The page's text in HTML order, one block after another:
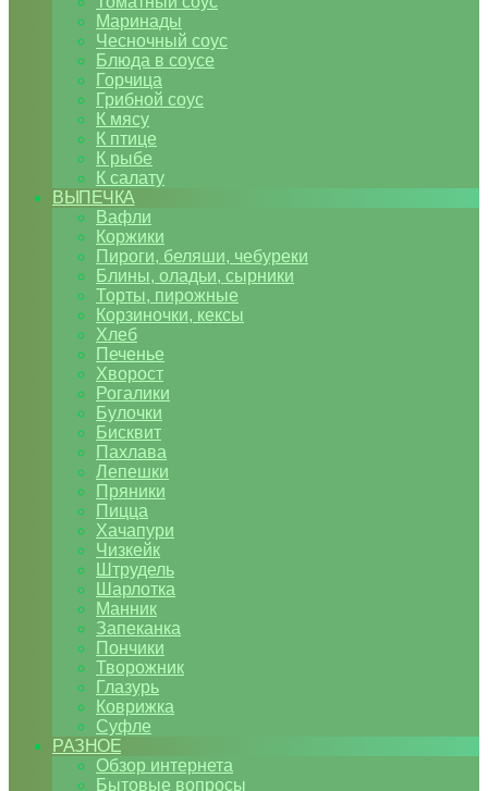
Маринады
Чесночный соус
Блюда в соусе
Горчица
Грибной соус
К мясу
К птице
К рыбе
К салату
ВЫПЕЧКА
Вафли
Коржики
Пироги, беляши, чебуреки
Блины, оладьи, сырники
Торты, пирожные
Корзиночки, кексы
Хлеб
Печенье
Хворост
Рогалики
Булочки
Бисквит
Пахлава
Лепешки
Пряники
Пицца
Хачапури
Чизкейк
Штрудель
Шарлотка
Манник
Запеканка
Пончики
Творожник
Глазурь
Коврижка
Суфле
РАЗНОЕ
Обзор интернета
Бытовые вопросы